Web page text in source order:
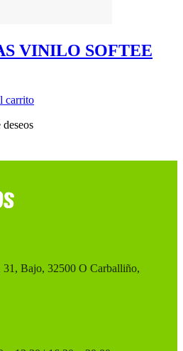
VINILO SOFTEE
carrito
Bajo, 32500 O Carballiño,